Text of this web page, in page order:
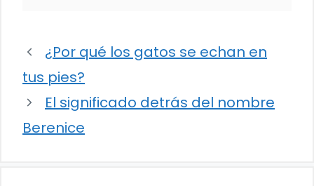
¿Por qué los gatos se echan en
tus pies?
El significado detrás del nombre
Berenice